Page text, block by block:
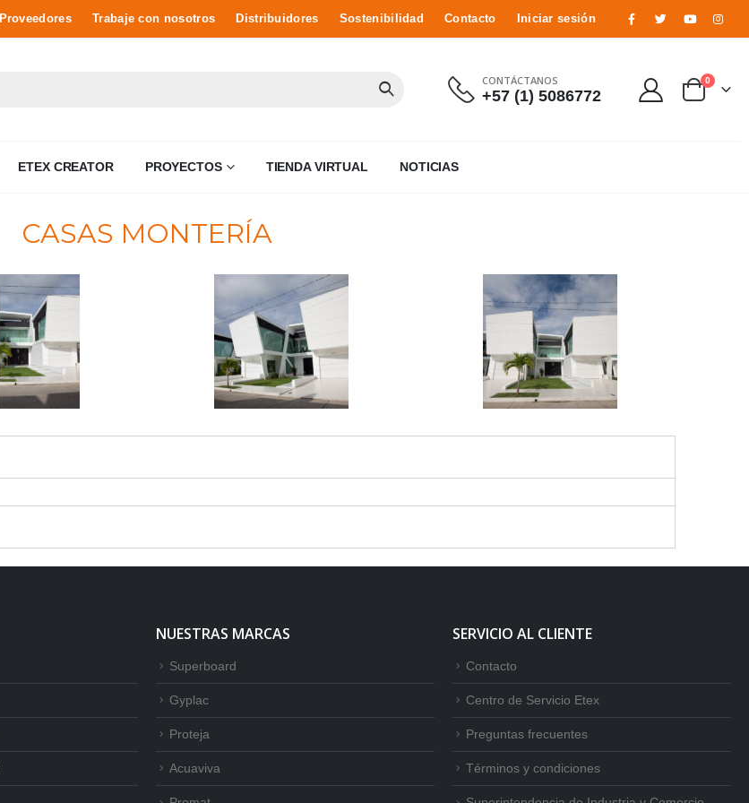
Proveedores Trabaje con nosotros Distribuidores Sostenibilidad Contacto Iniciar sesión
CONTÁCTANOS
+57 (1) 5086772
0
ETEX CREATOR PROYECTOS TIENDA VIRTUAL NOTICIAS
CASAS MONTERÍA
NUESTRAS MARCAS
Superboard
Gyplac
Proteja
Acuaviva
SERVICIO AL CLIENTE
Contacto
Centro de Servicio Etex
Preguntas frecuentes
Términos y condiciones